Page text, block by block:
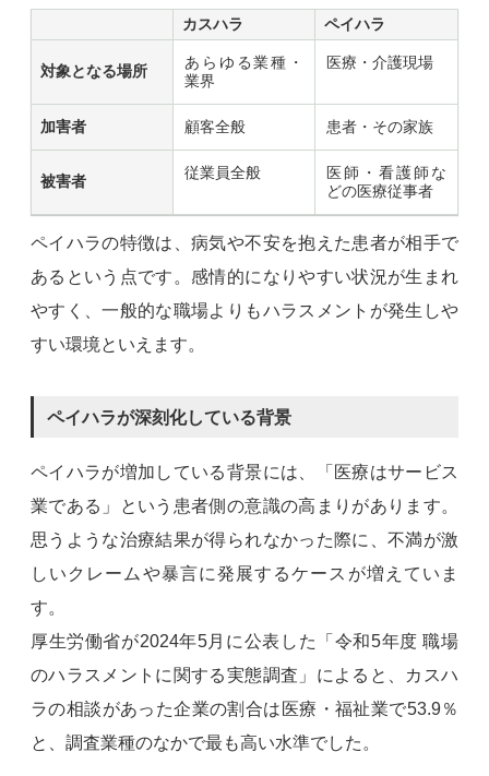
カスハラ ペイハラ
対象となる場所
あらゆる業種・
業界
医療・介護現場
加害者 顧客全般 患者・その家族
被害者 従業員全般
医師・看護師な
どの医療従事者
ペイハラの特徴は、病気や不安を抱えた患者が相手で
あるという点です。感情的になりやすい状況が生まれ
やすく、一般的な職場よりもハラスメントが発生しや
すい環境といえます。
ペイハラが深刻化している背景
ペイハラが増加している背景には、「医療はサービス
業である」という患者側の意識の高まりがあります。
思うような治療結果が得られなかった際に、不満が激
しいクレームや暴言に発展するケースが増えていま
す。
厚生労働省が2024年5月に公表した「令和5年度 職場
のハラスメントに関する実態調査」によると、カスハ
ラの相談があった企業の割合は医療・福祉業で53.9％
と、調査業種のなかで最も高い水準でした。